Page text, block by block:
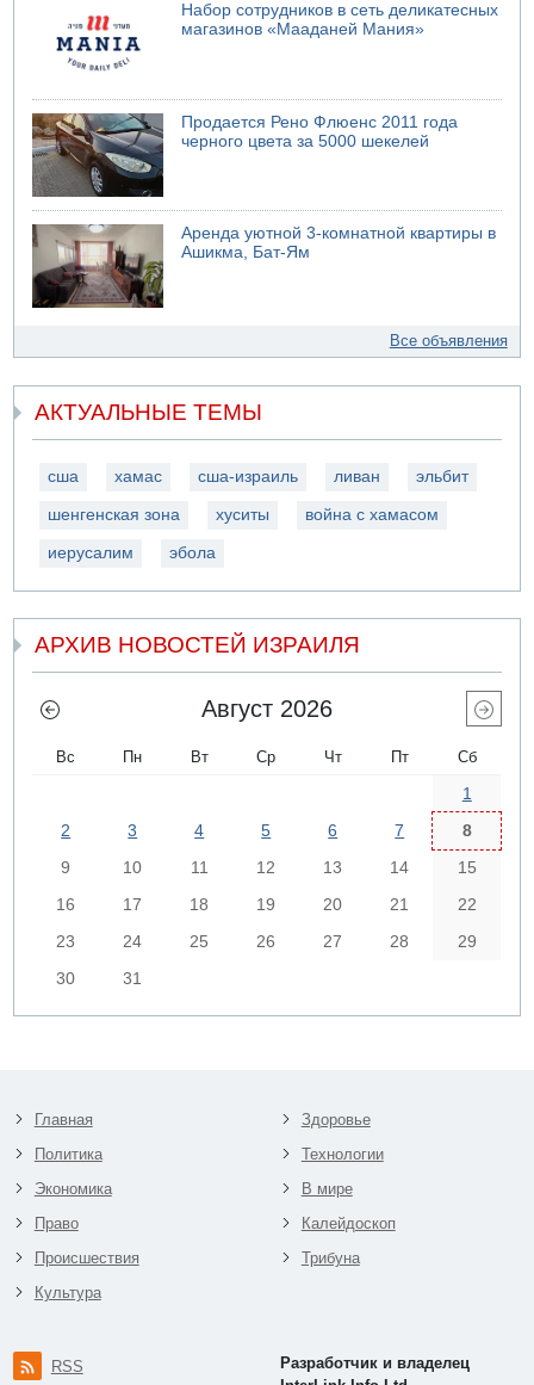
Набор сотрудников в сеть деликатесных
магазинов «Мааданей Мания»
Продается Рено Флюенс 2011 года
черного цвета за 5000 шекелей
Аренда уютной 3-комнатной квартиры в
Ашикма, Бат-Ям
Все объявления
АКТУАЛЬНЫЕ ТЕМЫ
сша хамас сша-израиль ливан эльбит
шенгенская зона хуситы война с хамасом
иерусалим эбола
АРХИВ НОВОСТЕЙ ИЗРАИЛЯ
Август 2026
Вс Пн Вт Ср Чт Пт Сб
1
2
3 4 5 6 7
8
9
10 11 12 13 14
15
16
17 18 19 20 21
22
23
24 25 26 27 28
29
30
31
Главная
Политика
Экономика
Право
Происшествия
Культура
Здоровье
Технологии
В мире
Калейдоскоп
Трибуна
RSS
Разработчик и владелец